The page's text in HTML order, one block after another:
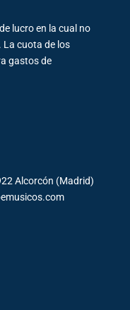
lucro en la cual no
La cuota de los
gastos de
Alcorcón (Madrid)